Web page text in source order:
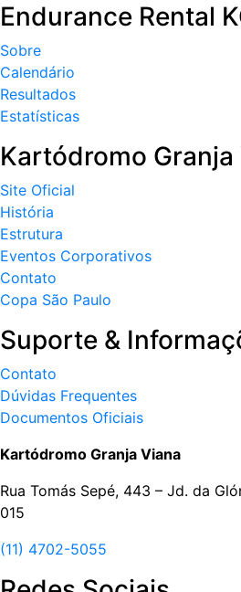
Endurance Rental
Sobre
Calendário
Resultados
Estatísticas
Kartódromo Granja
Site Oficial
História
Estrutura
Eventos Corporativos
Contato
Copa São Paulo
Suporte &
Contato
Dúvidas Frequentes
Documentos Oficiais
Kartódromo Granja Viana
Rua Tomás Sepé, 443 – Jd. da
015
(11) 4702-5055